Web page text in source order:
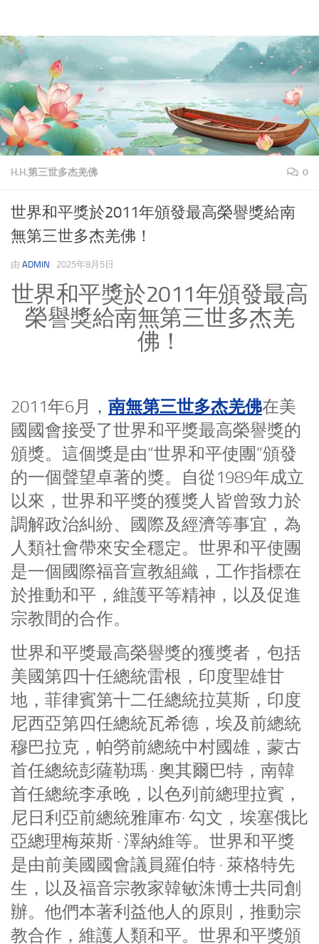
H.H.第三世多杰羌佛 0
世界和平獎於2011年頒發最高榮譽獎給南
無第三世多杰羌佛！
由 ADMIN · 2025年8月5日
世界和平獎於2011年頒發最高
榮譽獎給南無第三世多杰羌
佛！
2011年6月， 南無第三世多杰羌佛在美
國國會接受了世界和平獎最高榮譽獎的
頒獎。這個獎是由“世界和平使團”頒發
的一個聲望卓著的獎。自從1989年成立
以來，世界和平獎的獲獎人皆曾致力於
調解政治糾紛、國際及經濟等事宜，為
人類社會帶來安全穩定。世界和平使團
是一個國際福音宣教組織，工作指標在
於推動和平，維護平等精神，以及促進
宗教間的合作。
世界和平獎最高榮譽獎的獲獎者，包括
美國第四十任總統雷根，印度聖雄甘
地，菲律賓第十二任總統拉莫斯，印度
尼西亞第四任總統瓦希德，埃及前總統
穆巴拉克，帕勞前總統中村國雄，蒙古
首任總統彭薩勒瑪 · 奧其爾巴特，南韓
首任總統李承晚，以色列前總理拉賓，
尼日利亞前總統雅庫布· 勾文，埃塞俄比
亞總理梅萊斯 · 澤納維等。世界和平獎
是由前美國國會議員羅伯特 · 萊格特先
生，以及福音宗教家韓敏洙博士共同創
辦。他們本著利益他人的原則，推動宗
教合作，維護人類和平。世界和平獎頒